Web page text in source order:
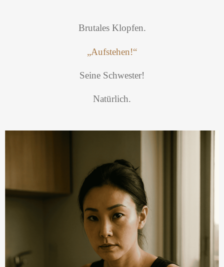
Brutales Klopfen.
„Aufstehen!“
Seine Schwester!
Natürlich.